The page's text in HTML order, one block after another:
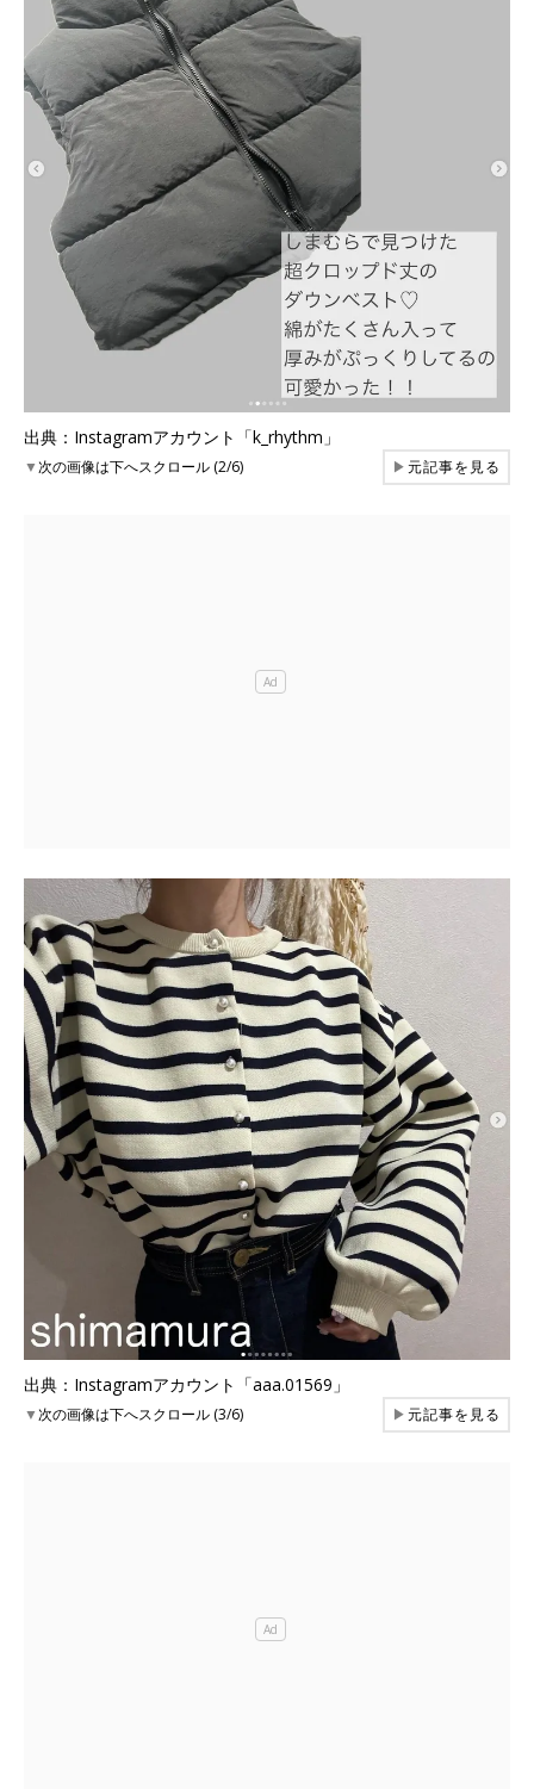
出典：Instagramアカウント「k_rhythm」
▼次の画像は下へスクロール (2/6) ▶元記事を見る
出典：Instagramアカウント「aaa.01569」
▼次の画像は下へスクロール (3/6) ▶元記事を見る